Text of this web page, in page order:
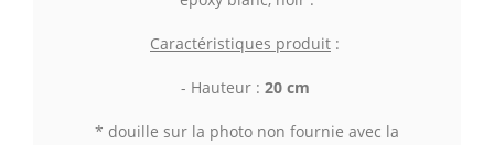
Caractéristiques produit :
- Hauteur : 20 cm
* douille sur la photo non fournie avec la